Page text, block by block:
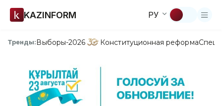
KAZINFORM РУ
Тренды:Выборы-2026 Конституционная реформа